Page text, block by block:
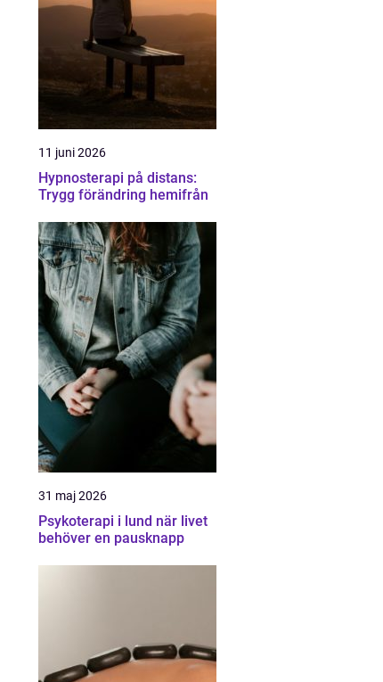
11 juni 2026
Hypnosterapi på distans:
Trygg förändring hemifrån
31 maj 2026
Psykoterapi i lund när livet
behöver en pausknapp